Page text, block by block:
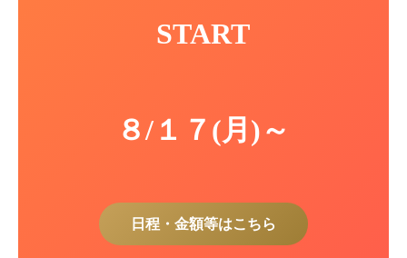
START
８/１７(月)～
日程・金額等はこちら